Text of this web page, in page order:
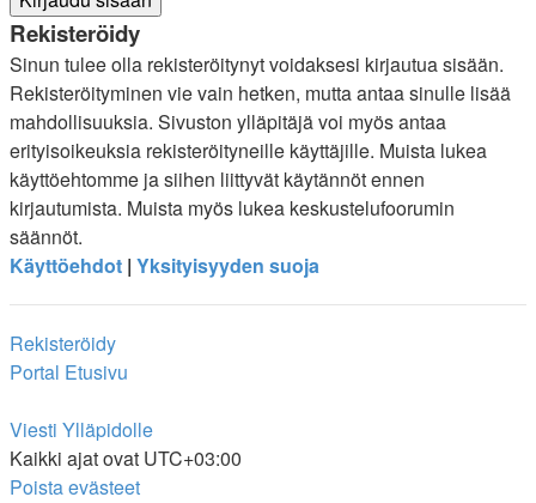
Rekisteröidy
Sinun tulee olla rekisteröitynyt voidaksesi kirjautua sisään.
Rekisteröityminen vie vain hetken, mutta antaa sinulle lisää
mahdollisuuksia. Sivuston ylläpitäjä voi myös antaa
erityisoikeuksia rekisteröityneille käyttäjille. Muista lukea
käyttöehtomme ja siihen liittyvät käytännöt ennen
kirjautumista. Muista myös lukea keskustelufoorumin
säännöt.
Käyttöehdot | Yksityisyyden suoja
Rekisteröidy
Portal Etusivu
Viesti Ylläpidolle
Kaikki ajat ovat UTC+03:00
Poista evästeet